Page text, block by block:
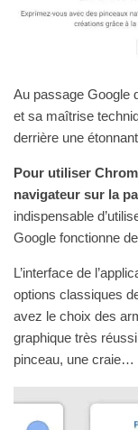
Au passage Google
et sa maîtrise
derrière une
Pour utiliser
navigateur sur la
indispensable
Google fonctionne
L’interface de
options classiques
avez le choix des
graphique très
pinceau, une craie…